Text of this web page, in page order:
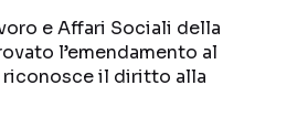
e Affari Sociali della
l’emendamento al
il diritto alla